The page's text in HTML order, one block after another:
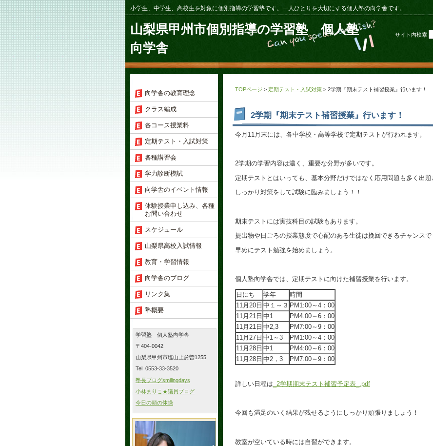
小学生、中学生、高校生を対象に個別指導の学習塾です。一人ひとりを大切にする個人塾の向学舎です。
山梨県甲州市個別指導の学習塾 個人塾
向学舎
サイト内検索
TOPページ > 定期テスト・入試対策 > 2学期『期末テスト補習授業』行います！
2学期『期末テスト補習授業』行います！
今月11月末には、各中学校・高等学校で定期テストが行われます。
2学期の学習内容は濃く、重要な分野が多いです。
定期テストとはいっても、基本分野だけではなく応用問題も多く出題
しっかり対策をして試験に臨みましょう！！
期末テストには実技科目の試験もあります。
提出物や日ごろの授業態度で心配のある生徒は挽回できるチャンスで
早めにテスト勉強を始めましょう。
個人塾向学舎では、定期テストに向けた補習授業を行います。
日にち 学年
時間
11月20日 中１～３ PM1:00～4：00
11月21日 中1
PM4:00～6：00
11月21日 中2,3
PM7:00～9：00
11月27日 中1～3
PM1:00～4：00
11月28日 中1
PM4:00～6：00
11月28日 中2，3 PM7:00～9：00
詳しい日程は _2学期期末テスト補習予定表_.pdf
今回も満足のいく結果が残せるようにしっかり頑張りましょう！
教室が空いている時には自習ができます。
向学舎の教育理念
クラス編成
各コース授業料
定期テスト・入試対策
各種講習会
学力診断模試
向学舎のイベント情報
体験授業申し込み、各種
お問い合わせ
スケジュール
山梨県高校入試情報
教育・学習情報
向学舎のブログ
リンク集
塾概要
学習塾 個人塾向学舎
〒404-0042
山梨県甲州市塩山上於曽1255
Tel 0553-33-3520
塾長ブログsmilingdays
小林まりこ★議員ブログ
今日の頭の体操